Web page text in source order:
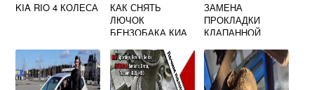
KIA RIO 4 КОЛЕСА
КАК СНЯТЬ
ЛЮЧОК
БЕНЗОБАКА КИА
ЗАМЕНА
ПРОКЛАДКИ
КЛАПАННОЙ
ЦЕРАТО 2